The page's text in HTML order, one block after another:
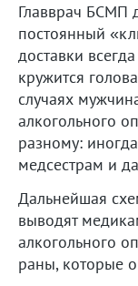
Главврач БСМП
постоянный
доставки
кружится
случаях
алкогольного
разному:
медсестрам и
Дальнейшая
выводят
алкогольного
раны, которые